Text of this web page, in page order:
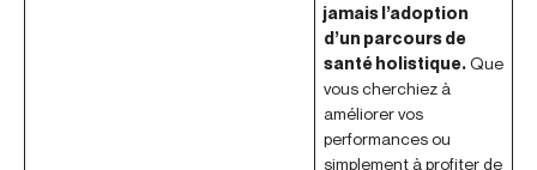
jamais l’adoption
d’un parcours de
santé holistique.Que
vous cherchiez à
améliorer vos
performances ou
simplement à profiter de